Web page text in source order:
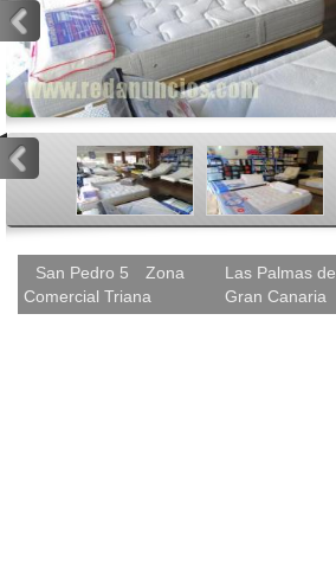
<
San Pedro 5
Zona
Comercial Triana
Las Palmas de
Gran Canaria